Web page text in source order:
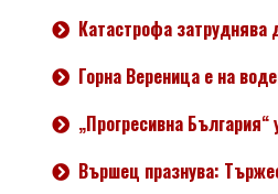
Катастрофа
Горна Вереница е на
„Прогресивна
Вършец празнува: